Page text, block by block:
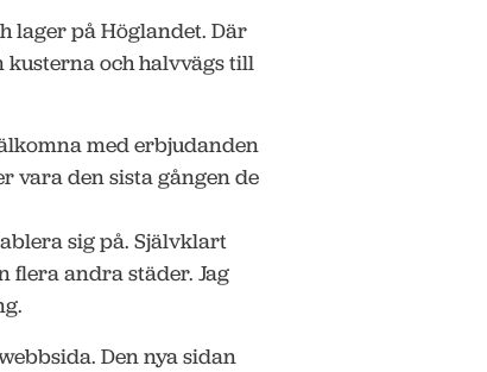
lager på Höglandet. Där
kusterna och halvvägs till
med erbjudanden
vara den sista gången de
sig på. Självklart
flera andra städer. Jag
Den nya sidan